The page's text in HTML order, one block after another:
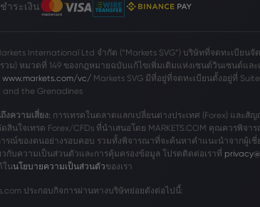
ำระเงิน
International Ltd จำกัด (“Markets SVG”) บริษัทที่จดทะเบีย
วม) หมวดที่ 149 ของกฎหมายฉบับแก้ไขเพิ่มเติมแห่งเซนต์วินเซนต์แล
www.markets.com/vc/Markets SVG มีที่อยู่ที่จดทะเบียนตั้งอยู่ที่
and the Grenadines
งความเสี่ยง: การเทรดในตลาดแลกเปลี่ยนต่างประเทศ (Forex) และ
สินใจเทรด Forex/CFDs ที่นำเสนอโดย MARKETS.COM คุณควรพิจ
ารณ์ของตนอย่างรอบคอบ รวมทั้งพิจารณาที่จะค้นหาคำแนะนำจากผู้เชี่
วกับความเป็นส่วนตัวและการคุ้มครองข้อมูล โปรดติดต่อเราที่
ในนโยบายความเป็นส่วนตัวของเรา
ประกอบกิจการผ่านทางบริษัทย่อยดังต่อไปนี้: